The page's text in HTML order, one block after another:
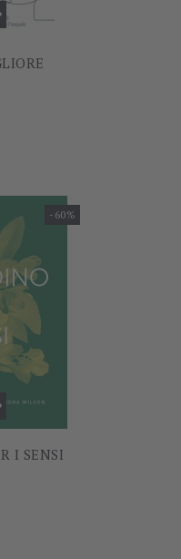
-60%
I SENSI